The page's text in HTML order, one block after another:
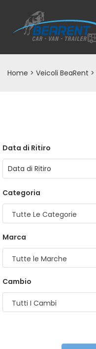
Home > Veicoli BeaRent >
Data di Ritiro
Categoria
Tutte Le Categorie
Marca
Tutte le Marche
Cambio
Tutti I Cambi